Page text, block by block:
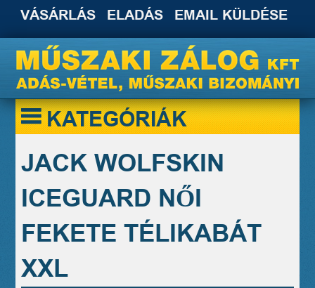
VÁSÁRLÁS ELADÁS EMAIL KÜLDÉSE
KATEGÓRIÁK
JACK WOLFSKIN
ICEGUARD NŐI
FEKETE TÉLIKABÁT
XXL